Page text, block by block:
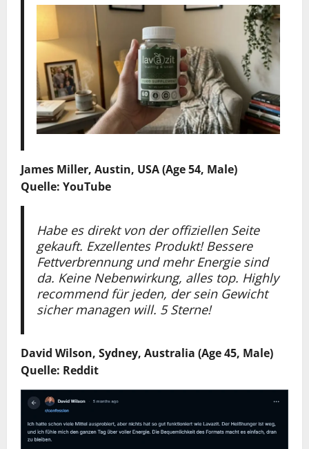
James Miller, Austin, USA (Age 54, Male)
Quelle: YouTube
Habe es direkt von der offiziellen Seite
gekauft. Exzellentes Produkt! Bessere
Fettverbrennung und mehr Energie sind
da. Keine Nebenwirkung, alles top. Highly
recommend für jeden, der sein Gewicht
sicher managen will. 5 Sterne!
David Wilson, Sydney, Australia (Age 45, Male)
Quelle: Reddit